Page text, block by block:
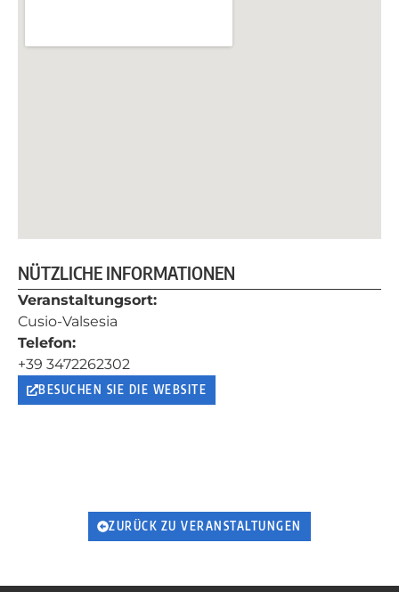
NÜTZLICHE INFORMATIONEN
Veranstaltungsort:
Cusio-Valsesia
Telefon:
+39 3472262302
BESUCHEN SIE DIE WEBSITE
ZURÜCK ZU VERANSTALTUNGEN